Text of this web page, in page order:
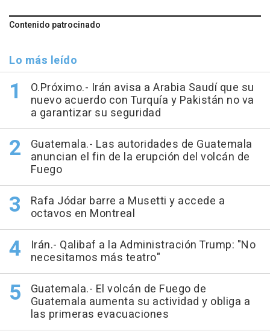
Contenido patrocinado
Lo más leído
O.Próximo.- Irán avisa a Arabia Saudí que su
nuevo acuerdo con Turquía y Pakistán no va
a garantizar su seguridad
Guatemala.- Las autoridades de Guatemala
anuncian el fin de la erupción del volcán de
Fuego
Rafa Jódar barre a Musetti y accede a
octavos en Montreal
Irán.- Qalibaf a la Administración Trump: "No
necesitamos más teatro"
Guatemala.- El volcán de Fuego de
Guatemala aumenta su actividad y obliga a
las primeras evacuaciones